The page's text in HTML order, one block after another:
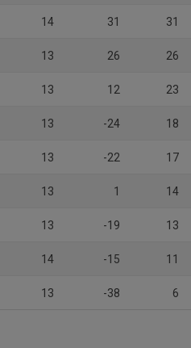
14 31 31
13 26 26
13 12 23
13 -24 18
13 -22 17
13 1 14
13 -19 13
14 -15 11
13 -38 6